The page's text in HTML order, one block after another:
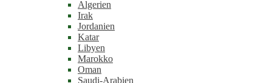
Algerien
Irak
Jordanien
Katar
Libyen
Marokko
Oman
Saudi-Arabien